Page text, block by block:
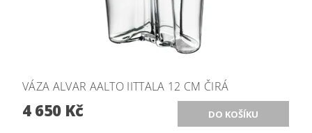
VÁZA ALVAR AALTO IITTALA 12 CM ČIRÁ
4 650 Kč